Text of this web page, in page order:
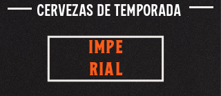
CERVEZAS de temporada
impe
rial